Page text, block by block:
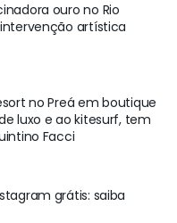
ouro no Rio
artística
no Preá em boutique
luxo e ao kitesurf, tem
Facci
grátis: saiba